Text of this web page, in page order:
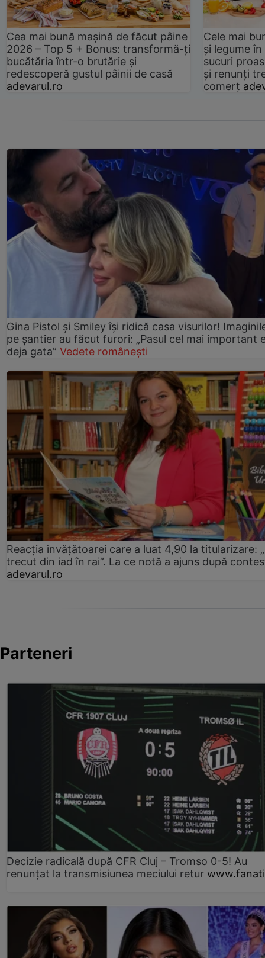
Cea mai bună mașină de făcut pâine
2026 – Top 5 + Bonus: transformă-ți
bucătăria într-o brutărie și
redescoperă gustul pâinii de casă
adevarul.ro
Cele mai
și legume
sucuri
și renunți
comerț
Gina Pistol și Smiley își ridică casa visurilor!
pe șantier au făcut furori: „Pasul cel mai important
deja gata” Vedete românești
Reacția învățătoarei care a luat 4,90 la titularizare:
trecut din iad în rai”. La ce notă a ajuns după
adevarul.ro
Parteneri
Decizie radicală după CFR Cluj – Tromso 0-5! Au
renunțat la transmisiunea meciului retur